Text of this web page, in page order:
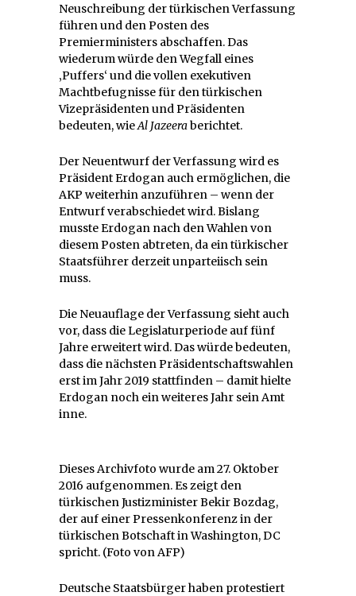
Neuschreibung der türkischen Verfassung
führen und den Posten des
Premierministers abschaffen. Das
wiederum würde den Wegfall eines
‚Puffers‘ und die vollen exekutiven
Machtbefugnisse für den türkischen
Vizepräsidenten und Präsidenten
bedeuten, wieAl Jazeeraberichtet.
Der Neuentwurf der Verfassung wird es
Präsident Erdogan auch ermöglichen, die
AKP weiterhin anzuführen – wenn der
Entwurf verabschiedet wird. Bislang
musste Erdogan nach den Wahlen von
diesem Posten abtreten, da ein türkischer
Staatsführer derzeit unparteiisch sein
muss.
Die Neuauflage der Verfassung sieht auch
vor, dass die Legislaturperiode auf fünf
Jahre erweitert wird. Das würde bedeuten,
dass die nächsten Präsidentschaftswahlen
erst im Jahr 2019 stattfinden – damit hielte
Erdogan noch ein weiteres Jahr sein Amt
inne.
Dieses Archivfoto wurde am 27. Oktober
2016 aufgenommen. Es zeigt den
türkischen Justizminister Bekir Bozdag,
der auf einer Pressenkonferenz in der
türkischen Botschaft in Washington, DC
spricht. (Foto von AFP)
Deutsche Staatsbürger haben protestiert